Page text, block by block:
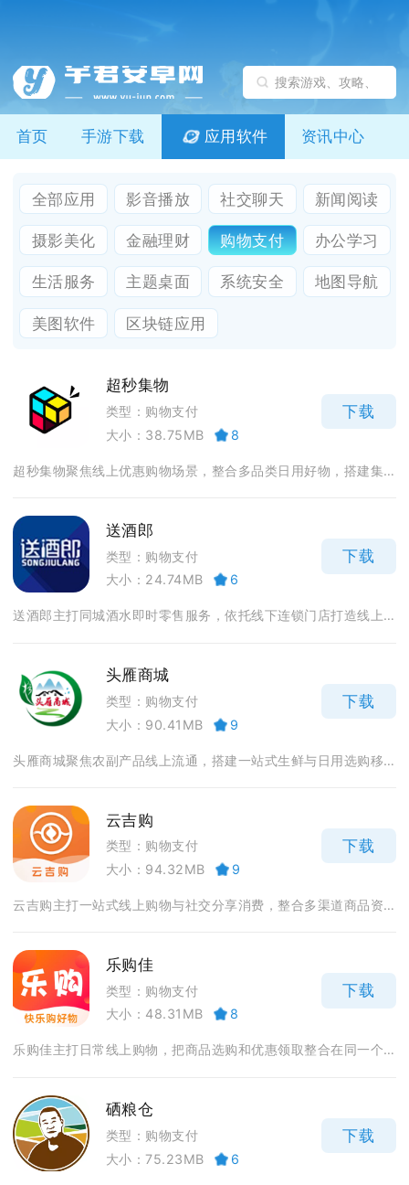
首页 手游下载 应用软件 资讯中心
全部应用 影音播放 社交聊天 新闻阅读
摄影美化 金融理财 购物支付 办公学习
生活服务 主题桌面 系统安全 地图导航
美图软件 区块链应用
超秒集物
类型：购物支付
大小：38.75MB
8
下载
超秒集物聚焦线上优惠购物场景，整合多品类日用好物，搭建集...
送酒郎
类型：购物支付
大小：24.74MB
6
下载
送酒郎主打同城酒水即时零售服务，依托线下连锁门店打造线上...
头雁商城
类型：购物支付
大小：90.41MB
9
下载
头雁商城聚焦农副产品线上流通，搭建一站式生鲜与日用选购移...
云吉购
类型：购物支付
大小：94.32MB
9
下载
云吉购主打一站式线上购物与社交分享消费，整合多渠道商品资...
乐购佳
类型：购物支付
大小：48.31MB
8
下载
乐购佳主打日常线上购物，把商品选购和优惠领取整合在同一个...
硒粮仓
类型：购物支付
大小：75.23MB
6
下载